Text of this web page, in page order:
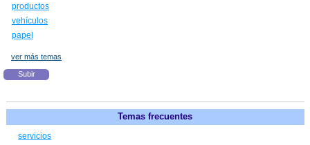
productos
vehículos
papel
ver más temas
Subir
Temas frecuentes
servicios